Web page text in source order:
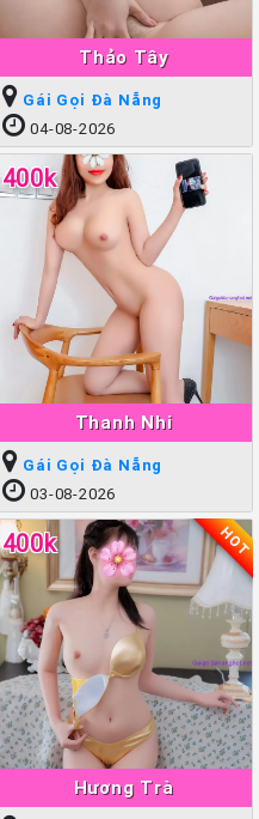
Thảo Tây
Gái Gọi Đà Nẵng
04-08-2026
Thanh Nhi
400k
Gái Gọi Đà Nẵng
03-08-2026
Hương Trà
400k HOT